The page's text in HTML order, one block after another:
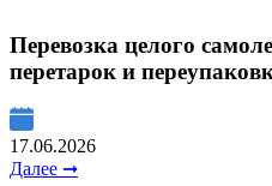
Перевозка целого
перетарок и
17.06.2026
Далее ➞